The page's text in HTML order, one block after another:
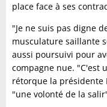
place face à ses
"Je ne suis pas digne
musculature saillante
aussi poursuivi pour
compagne nue. "C'est
rétorque la présidente
"une volonté de la